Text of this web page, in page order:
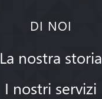
DI NOI
La nostra storia
I nostri servizi